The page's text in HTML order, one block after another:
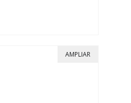
AMPLIAR